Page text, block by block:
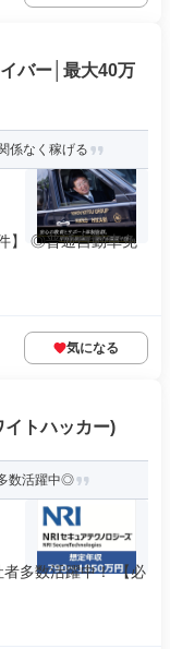
バー│最⼤40万
係なく稼げる
】 ◎普通自動車免
気になる
イトハッカー)
数活躍中◎
多数活躍中！ 【必